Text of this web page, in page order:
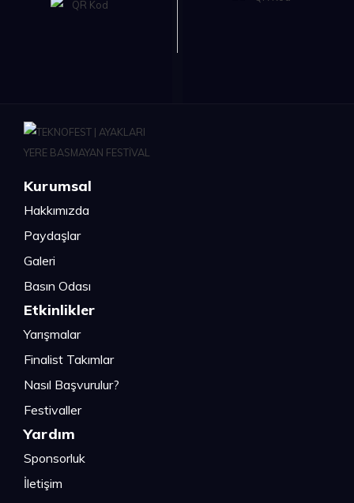
Kurumsal
Hakkımızda
Paydaşlar
Galeri
Basın Odası
Etkinlikler
Yarışmalar
Finalist Takımlar
Nasıl Başvurulur?
Festivaller
Yardım
Sponsorluk
İletişim